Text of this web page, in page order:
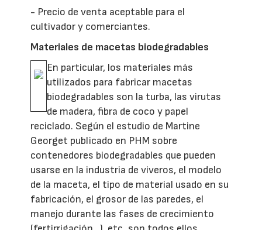
- Precio de venta aceptable para el
cultivador y comerciantes.
Materiales de macetas biodegradables
En particular, los materiales más
utilizados para fabricar macetas
biodegradables son la turba, las virutas
de madera, fibra de coco y papel
reciclado. Según el estudio de Martine
Georget publicado en PHM sobre
contenedores biodegradables que pueden
usarse en la industria de viveros, el modelo
de la maceta, el tipo de material usado en su
fabricación, el grosor de las paredes, el
manejo durante las fases de crecimiento